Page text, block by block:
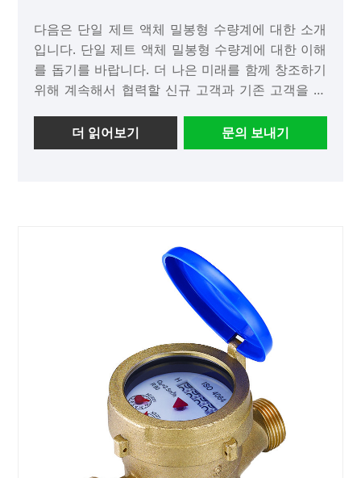
다음은 단일 제트 액체 밀봉형 수량계에 대한 소개
입니다. 단일 제트 액체 밀봉형 수량계에 대한 이해
를 돕기를 바랍니다. 더 나은 미래를 함께 창조하기
위해 계속해서 협력할 신규 고객과 기존 고객을 환
더 읽어보기
문의 보내기